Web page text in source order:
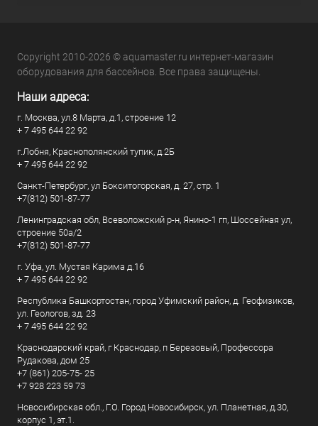
Copyright 2010-2026 © aquamaster.ru интернет-магазин
оборудования для бассейнов. Все права защищены.
Наши адреса:
г. Москва, ул.8 Марта, д.1, строение 12
+ 7 495 644 22 92
г.Лобня, Краснополянский тупик, д.2Б
+ 7 495 644 22 92
Санкт-Петербург, ул Бокситогорская, д. 27, стр. 1
+7(812) 501-87-77
Ленинградская обл, Всеволожский р-н, Янино-1 гп, Шоссейная ул,
строение 50а/2
+7(812) 501-87-77
г. Уфа, ул. Мустая Карима д.16
+ 7 495 644 22 92
Республика Башкортостан, город Уфимский район, д. Геофизиков,
ул. Геологов, зд. 23
+ 7 495 644 22 92
Краснодарский край, г Краснодар, п Березовый, Профессора
Рудакова, дом 25
+7 (861) 205-75- 25
+7 928 223 59 73
Новосибирская обл., Г.О. Город Новосибирск, ул. Планетная, д.30,
корпус 1, эт.1.